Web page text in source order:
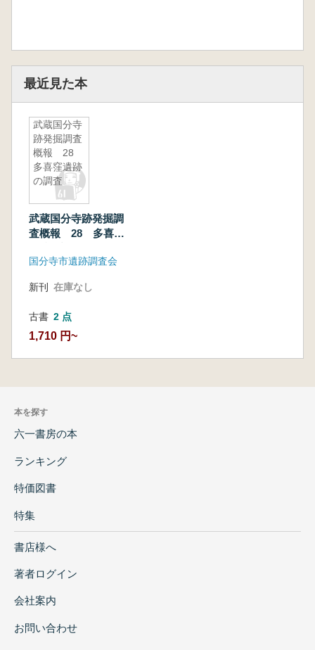
最近見た本
武蔵国分寺
跡発掘調査
概報 28
多喜窪遺跡
の調査
武蔵国分寺跡発掘調
査概報 28 多喜窪
国分寺市遺跡調査会
新刊 在庫なし
古書 2 点
1,710 円~
本を探す
六一書房の本
ランキング
特価図書
特集
書店様へ
著者ログイン
会社案内
お問い合わせ